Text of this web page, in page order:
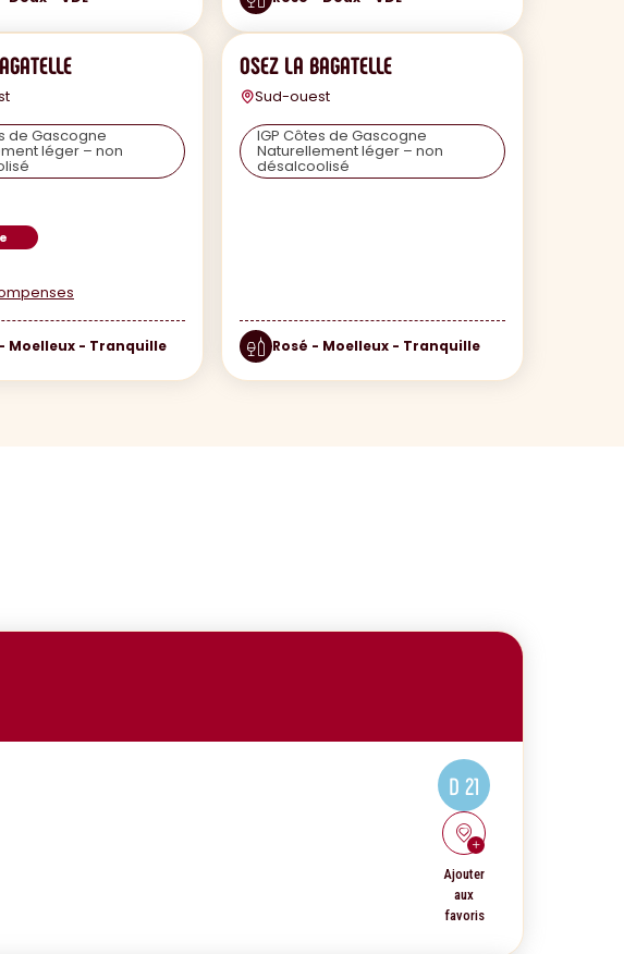
de Gascogne
léger – non
Moelleux - Tranquille
OSEZ LA BAGATELLE
Sud-ouest
IGP Côtes de Gascogne
Naturellement léger – non
désalcoolisé
Rosé - Moelleux - Tranquille
D 21
Ajouter
aux
favoris